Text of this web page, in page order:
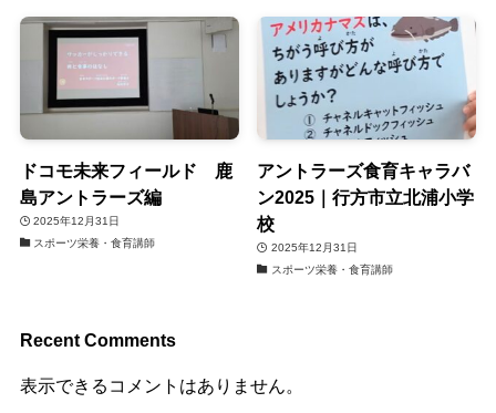
ドコモ未来フィールド 鹿
島アントラーズ編
2025年12月31日
スポーツ栄養・食育講師
アントラーズ食育キャラバ
ン2025｜行方市立北浦小学
校
2025年12月31日
スポーツ栄養・食育講師
Recent Comments
表示できるコメントはありません。